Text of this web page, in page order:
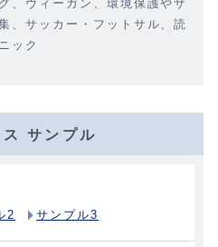
、ヴィーガン、環境保護やサ
、サッカー・フットサル、読
ック
サンプル
2 サンプル3